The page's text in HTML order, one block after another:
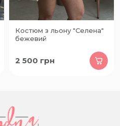
Костюм з льону "Селена"
бежевий
2 500 грн